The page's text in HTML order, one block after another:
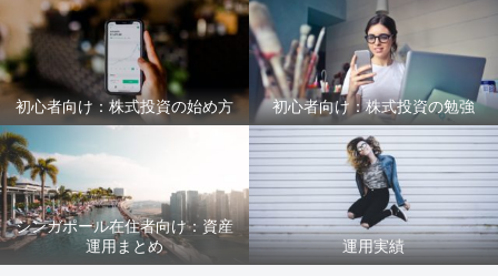
初心者向け：株式投資の始め方 初心者向け：株式投資の勉強
シンガポール在住者向け：資産
運用まとめ
運用実績